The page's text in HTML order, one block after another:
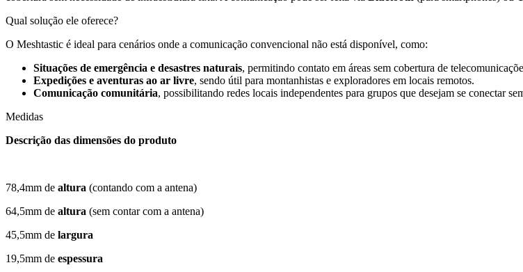
Qual solução ele oferece?
O Meshtastic é ideal para cenários onde a comunicação convencional não está disponível, como:
Situações de emergência e desastres naturais, permitindo contato em áreas sem cobertura de
Expedições e aventuras ao ar livre, sendo útil para montanhistas e exploradores em locais remotos.
Comunicação comunitária, possibilitando redes locais independentes para grupos que desejam se conectar
Medidas
Descrição das dimensões do produto
78,4mm de altura (contando com a antena)
64,5mm de altura (sem contar com a antena)
45,5mm de largura
19,5mm de espessura